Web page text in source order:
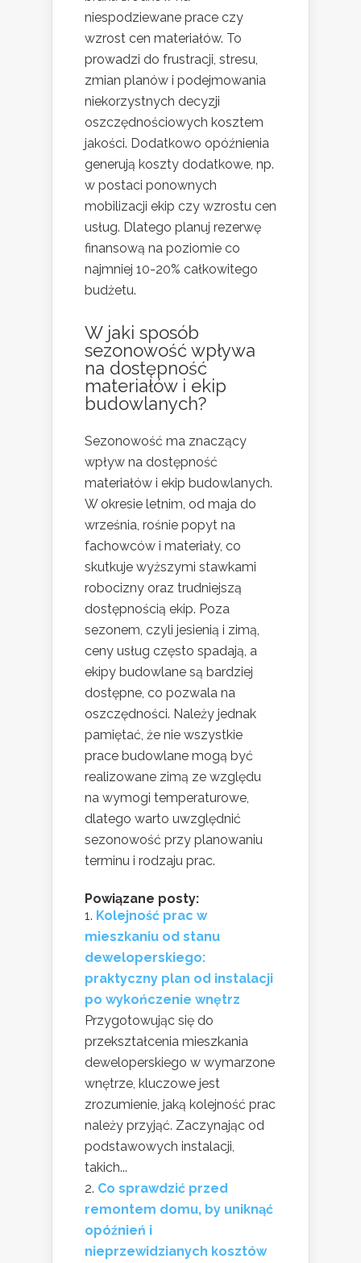
niespodziewane prace czy
wzrost cen materiałów. To
prowadzi do frustracji, stresu,
zmian planów i podejmowania
niekorzystnych decyzji
oszczędnościowych kosztem
jakości. Dodatkowo opóźnienia
generują koszty dodatkowe, np.
w postaci ponownych
mobilizacji ekip czy wzrostu cen
usług. Dlatego planuj rezerwę
finansową na poziomie co
najmniej 10-20% całkowitego
budżetu.
W jaki sposób
sezonowość wpływa
na dostępność
materiałów i ekip
budowlanych?
Sezonowość ma znaczący
wpływ na dostępność
materiałów i ekip budowlanych.
W okresie letnim, od maja do
września, rośnie popyt na
fachowców i materiały, co
skutkuje wyższymi stawkami
robocizny oraz trudniejszą
dostępnością ekip. Poza
sezonem, czyli jesienią i zimą,
ceny usług często spadają, a
ekipy budowlane są bardziej
dostępne, co pozwala na
oszczędności. Należy jednak
pamiętać, że nie wszystkie
prace budowlane mogą być
realizowane zimą ze względu
na wymogi temperaturowe,
dlatego warto uwzględnić
sezonowość przy planowaniu
terminu i rodzaju prac.
Powiązane posty:
Kolejność prac w
mieszkaniu od stanu
deweloperskiego:
praktyczny plan od instalacji
po wykończenie wnętrz
Przygotowując się do
przekształcenia mieszkania
deweloperskiego w wymarzone
wnętrze, kluczowe jest
zrozumienie, jaką kolejność prac
należy przyjąć. Zaczynając od
podstawowych instalacji,
takich...
Co sprawdzić przed
remontem domu, by uniknąć
opóźnień i
nieprzewidzianych kosztów